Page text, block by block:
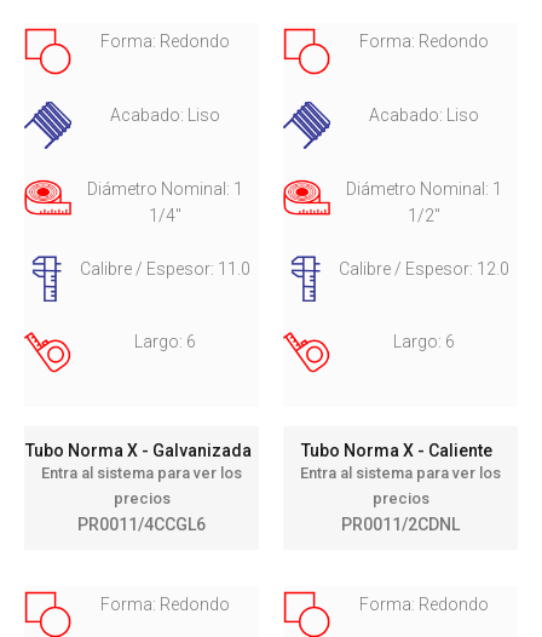
Forma: Redondo
Acabado: Liso
Diámetro Nominal: 1
1/4"
Calibre / Espesor: 11.0
Largo: 6
Tubo Norma X - Galvanizada
Entra al sistema para ver los
precios
PR0011/4CCGL6
Forma: Redondo
Acabado: Liso
Diámetro Nominal: 1
1/2"
Calibre / Espesor: 12.0
Largo: 6
Tubo Norma X - Caliente
Entra al sistema para ver los
precios
PR0011/2CDNL
Forma: Redondo Forma: Redondo